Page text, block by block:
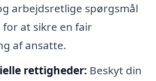
arbejdsretlige spørgsmål
at sikre en fair
af ansatte.
rettigheder: Beskyt din